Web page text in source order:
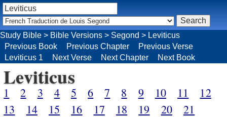
Study Bible > Bible Versions > Segond > Leviticus
Previous Book
Previous Chapter
Previous Verse
Leviticus 1
Next Verse Next Chapter Next Book
Leviticus
1 2 3 4 5 6 7 8 9 10 11
12
13
14 15 16 17 18 19 20
21